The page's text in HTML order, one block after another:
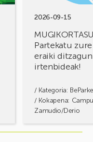
2026-09-15
Partekatu
eraiki ditzagun
irtenbideak!
/ Kategoria:
/ Kokapena:
Zamudio/Derio
irtenbideak!